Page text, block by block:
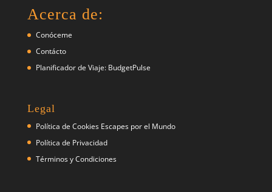
Acerca de:
Conóceme
Contácto
Planificador de Viaje: BudgetPulse
Legal
Política de Cookies Escapes por el Mundo
Política de Privacidad
Términos y Condiciones